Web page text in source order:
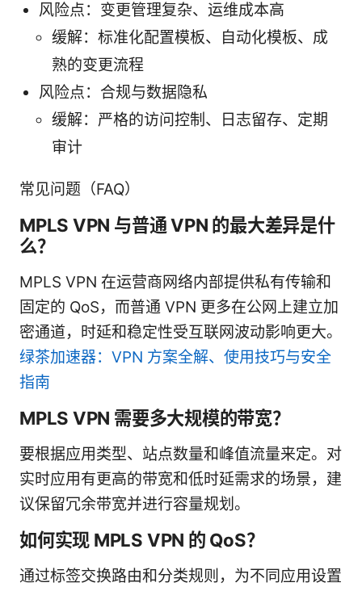
风险点：变更管理复杂、运维成本高
缓解：标准化配置模板、自动化模板、成
熟的变更流程
风险点：合规与数据隐私
缓解：严格的访问控制、日志留存、定期
审计
常见问题（FAQ）
MPLS VPN 与普通 VPN 的最大差异是什
么？
MPLS VPN 在运营商网络内部提供私有传输和
固定的 QoS，而普通 VPN 更多在公网上建立加
密通道，时延和稳定性受互联网波动影响更大。
绿茶加速器：VPN 方案全解、使用技巧与安全
指南
MPLS VPN 需要多大规模的带宽？
要根据应用类型、站点数量和峰值流量来定。对
实时应用有更高的带宽和低时延需求的场景，建
议保留冗余带宽并进行容量规划。
如何实现 MPLS VPN 的 QoS？
通过标签交换路由和分类规则，为不同应用设置